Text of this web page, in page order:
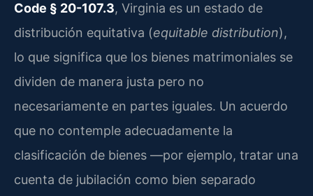
Code § 20-107.3, Virginia es un estado de
distribución equitativa (equitable distribution),
lo que significa que los bienes matrimoniales se
dividen de manera justa pero no
necesariamente en partes iguales. Un acuerdo
que no contemple adecuadamente la
clasificación de bienes —por ejemplo, tratar una
cuenta de jubilación como bien separado